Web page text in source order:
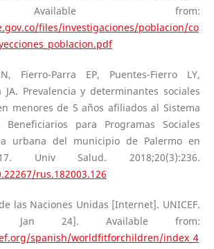
from:
files/investigaciones/poblacion/co
Fierro-Parra EP, Puentes-Fierro LY,
JA. Prevalencia y determinantes sociales
menores de 5 años afiliados al Sistema
para Programas Sociales
urbana del municipio de Palermo en
Univ Salud. 2018;20(3):236.
rus.182003.126
las Naciones Unidas [Internet]. UNICEF.
Jan 24]. Available from:
spanish/worldfitforchildren/index_4